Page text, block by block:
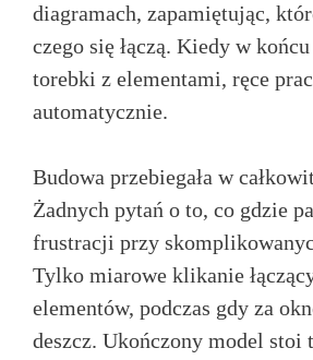
diagramach, zapamiętując,
czego się łączą. Kiedy w
torebki z elementami, ręce
automatycznie.
Budowa przebiegała w
Żadnych pytań o to, co gdzie
frustracji przy
Tylko miarowe klikanie
elementów, podczas gdy za
deszcz. Ukończony model stoi